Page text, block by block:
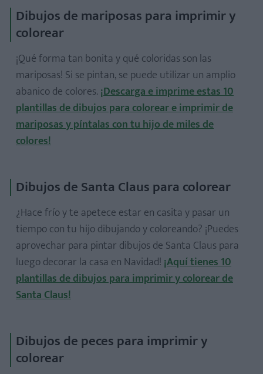
Dibujos de mariposas para imprimir y
colorear
¡Qué forma tan bonita y qué coloridas son las
mariposas! Si se pintan, se puede utilizar un amplio
abanico de colores. ¡Descarga e imprime estas 10
plantillas de dibujos para colorear e imprimir de
mariposas y píntalas con tu hijo de miles de
colores!
Dibujos de Santa Claus para colorear
¿Hace frío y te apetece estar en casita y pasar un
tiempo con tu hijo dibujando y coloreando? ¡Puedes
aprovechar para pintar dibujos de Santa Claus para
luego decorar la casa en Navidad! ¡Aquí tienes 10
plantillas de dibujos para imprimir y colorear de
Santa Claus!
Dibujos de peces para imprimir y
colorear